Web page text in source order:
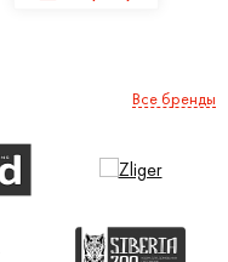
Все бренды